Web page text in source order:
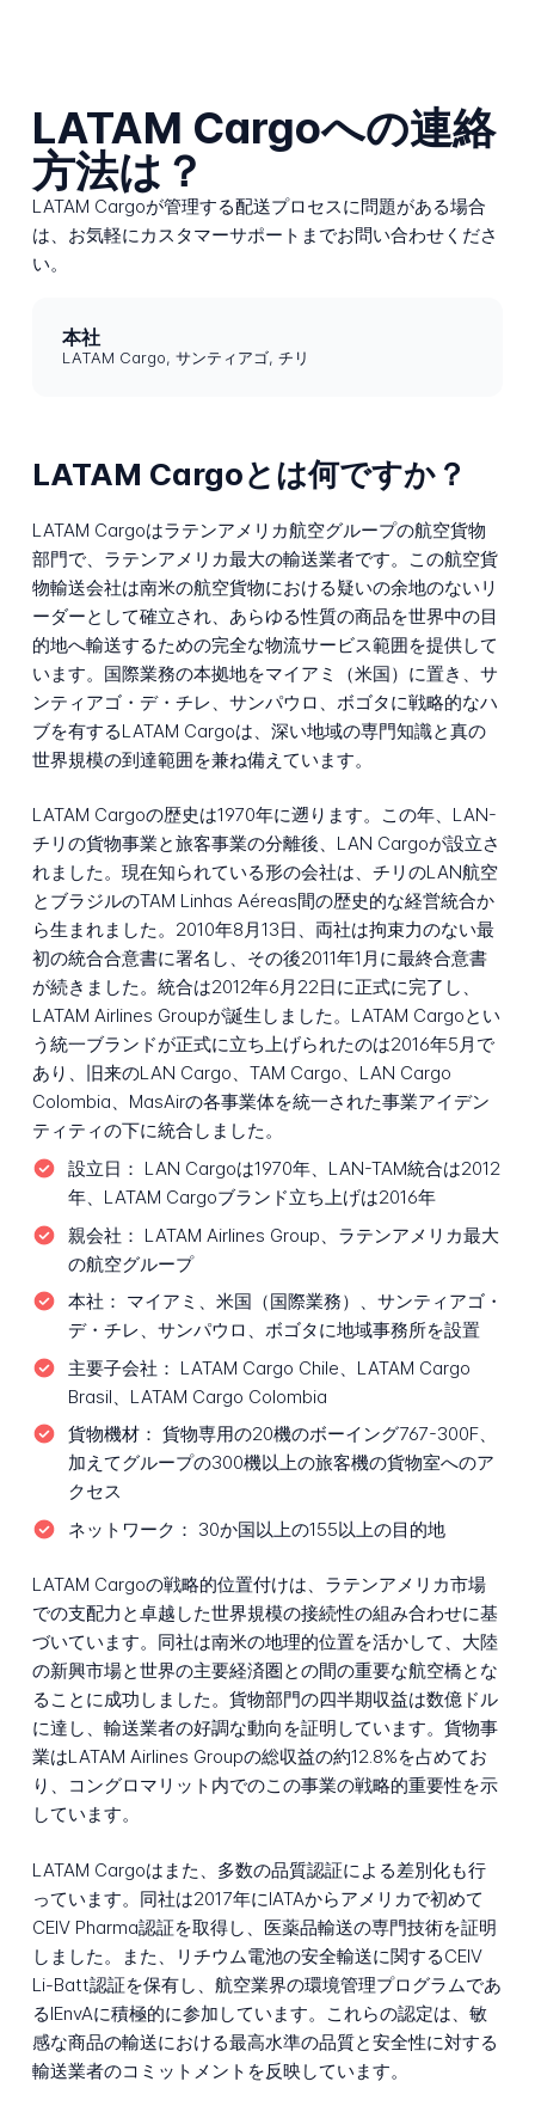
LATAM Cargoへの連絡
方法は？
LATAM Cargoが管理する配送プロセスに問題がある場合
は、お気軽にカスタマーサポートまでお問い合わせくださ
い。
本社
LATAM Cargo, サンティアゴ, チリ
LATAM Cargoとは何ですか？
LATAM Cargoはラテンアメリカ航空グループの航空貨物
部門で、ラテンアメリカ最大の輸送業者です。この航空貨
物輸送会社は南米の航空貨物における疑いの余地のないリ
ーダーとして確立され、あらゆる性質の商品を世界中の目
的地へ輸送するための完全な物流サービス範囲を提供して
います。国際業務の本拠地をマイアミ（米国）に置き、サ
ンティアゴ・デ・チレ、サンパウロ、ボゴタに戦略的なハ
ブを有するLATAM Cargoは、深い地域の専門知識と真の
世界規模の到達範囲を兼ね備えています。
LATAM Cargoの歴史は1970年に遡ります。この年、LAN-
チリの貨物事業と旅客事業の分離後、LAN Cargoが設立さ
れました。現在知られている形の会社は、チリのLAN航空
とブラジルのTAM Linhas Aéreas間の歴史的な経営統合か
ら生まれました。2010年8月13日、両社は拘束力のない最
初の統合合意書に署名し、その後2011年1月に最終合意書
が続きました。統合は2012年6月22日に正式に完了し、
LATAM Airlines Groupが誕生しました。LATAM Cargoとい
う統一ブランドが正式に立ち上げられたのは2016年5月で
あり、旧来のLAN Cargo、TAM Cargo、LAN Cargo
Colombia、MasAirの各事業体を統一された事業アイデン
ティティの下に統合しました。
設立日： LAN Cargoは1970年、LAN-TAM統合は2012
年、LATAM Cargoブランド立ち上げは2016年
親会社： LATAM Airlines Group、ラテンアメリカ最大
の航空グループ
本社： マイアミ、米国（国際業務）、サンティアゴ・
デ・チレ、サンパウロ、ボゴタに地域事務所を設置
主要子会社： LATAM Cargo Chile、LATAM Cargo
Brasil、LATAM Cargo Colombia
貨物機材： 貨物専用の20機のボーイング767-300F、
加えてグループの300機以上の旅客機の貨物室へのア
クセス
ネットワーク： 30か国以上の155以上の目的地
LATAM Cargoの戦略的位置付けは、ラテンアメリカ市場
での支配力と卓越した世界規模の接続性の組み合わせに基
づいています。同社は南米の地理的位置を活かして、大陸
の新興市場と世界の主要経済圏との間の重要な航空橋とな
ることに成功しました。貨物部門の四半期収益は数億ドル
に達し、輸送業者の好調な動向を証明しています。貨物事
業はLATAM Airlines Groupの総収益の約12.8%を占めてお
り、コングロマリット内でのこの事業の戦略的重要性を示
しています。
LATAM Cargoはまた、多数の品質認証による差別化も行
っています。同社は2017年にIATAからアメリカで初めて
CEIV Pharma認証を取得し、医薬品輸送の専門技術を証明
しました。また、リチウム電池の安全輸送に関するCEIV
Li-Batt認証を保有し、航空業界の環境管理プログラムであ
るIEnvAに積極的に参加しています。これらの認定は、敏
感な商品の輸送における最高水準の品質と安全性に対する
輸送業者のコミットメントを反映しています。